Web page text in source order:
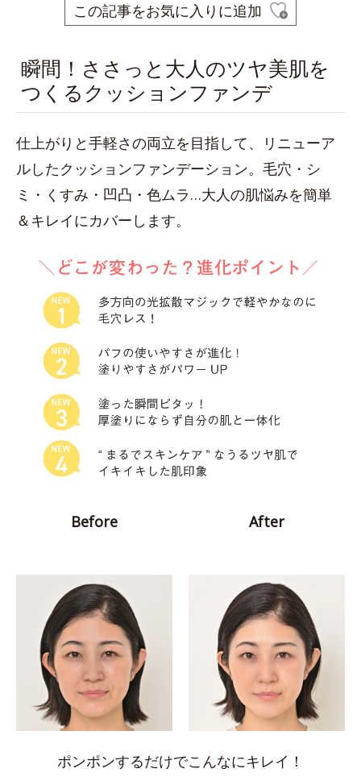
この記事をお気に入りに追加
瞬間！ささっと大人のツヤ美肌を
つくるクッションファンデ
仕上がりと手軽さの両立を目指して、リニューア
ルしたクッションファンデーション。毛穴・シ
ミ・くすみ・凹凸・色ムラ…大人の肌悩みを簡単
＆キレイにカバーします。
Before After
ポンポンするだけでこんなにキレイ！